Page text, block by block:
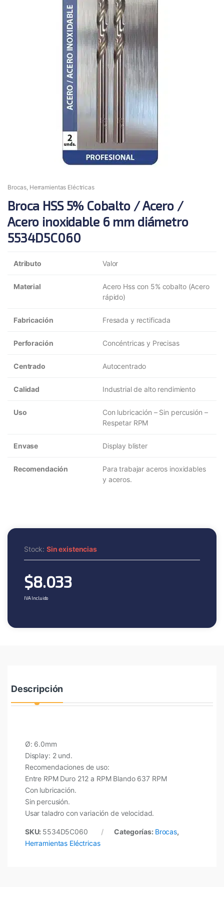
Brocas, Herramientas Eléctricas
Broca HSS 5% Cobalto / Acero /
Acero inoxidable 6 mm diámetro
5534D5C060
Atributo Valor
Material
Acero Hss con 5% cobalto (Acero
rápido)
Fabricación Fresada y rectificada
Perforación Concéntricas y Precisas
Centrado Autocentrado
Calidad Industrial de alto rendimiento
Uso
Con lubricación – Sin percusión –
Respetar RPM
Envase Display blister
Recomendación
Para trabajar aceros inoxidables
y aceros.
Stock:Sin existencias
$8.033
IVA Incluido
Descripción
Ø: 6.0mm
Display: 2 und.
Recomendaciones de uso:
Entre RPM Duro 212 a RPM Blando 637 RPM
Con lubricación.
Sin percusión.
Usar taladro con variación de velocidad.
SKU: 5534D5C060 Categorías: Brocas,
Herramientas Eléctricas